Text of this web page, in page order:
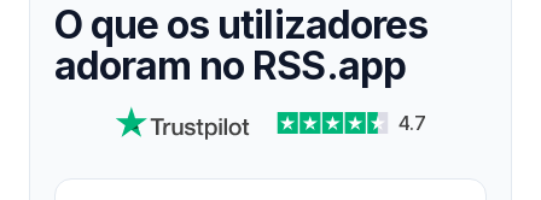
O que os utilizadores
adoram no RSS.app
4.7